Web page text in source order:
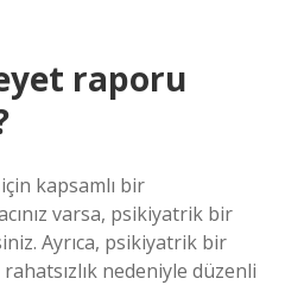
raporu
için kapsamlı bir
varsa, psikiyatrik bir
Ayrıca, psikiyatrik bir
rahatsızlık nedeniyle düzenli